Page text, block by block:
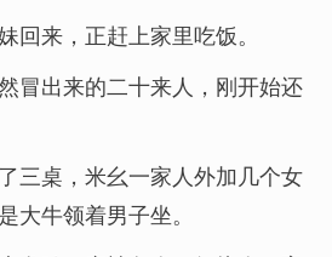
回来，正赶上家里吃饭。
冒出来的二十来人，刚开始还
三桌，米幺一家人外加几个女
大牛领着男子坐。